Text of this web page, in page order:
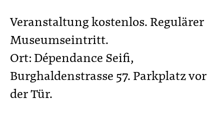
Veranstaltung kostenlos. Regulärer
Museumseintritt.
Ort: Dépendance Seifi,
Burghaldenstrasse 57. Parkplatz vor
der Tür.